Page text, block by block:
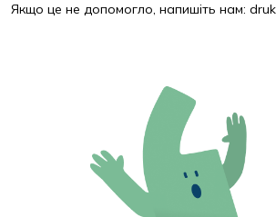
Якщо це не допомогло, напишіть нам: